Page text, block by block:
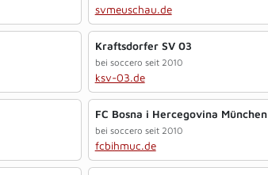
svmeuschau.de
Kraftsdorfer SV 03
bei soccero seit 2010
ksv-03.de
FC Bosna i Hercegovina München
bei soccero seit 2010
fcbihmuc.de